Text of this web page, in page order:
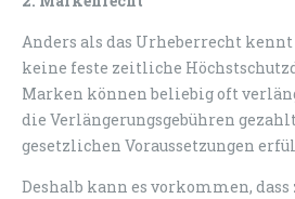
Anders als das Urheberrecht
keine feste zeitliche
Marken können beliebig oft
die Verlängerungsgebühren
gesetzlichen Voraussetzungen
Deshalb kann es vorkommen,